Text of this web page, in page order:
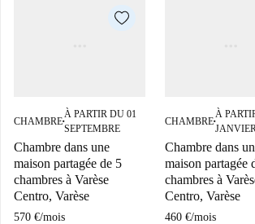
CHAMBRE■
À PARTIR DU 01
SEPTEMBRE
Chambre dans une
maison partagée de 5
chambres à Varèse
Centro, Varèse
570 €/mois
CHAMBRE■
À
Chambre dans
maison partagée
chambres à
Centro, Varèse
460 €/mois